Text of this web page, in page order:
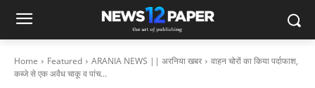
Home Featured ARANIA NEWS || अरनिया खबर
वाहन चोरों का किया पर्दाफाश,
कब्जे से एक अवैध चाकू व पांच...